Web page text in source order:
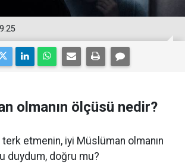
olmanın ölçüsü nedir?
etmenin, iyi Müslüman olmanın
duydum, doğru mu?